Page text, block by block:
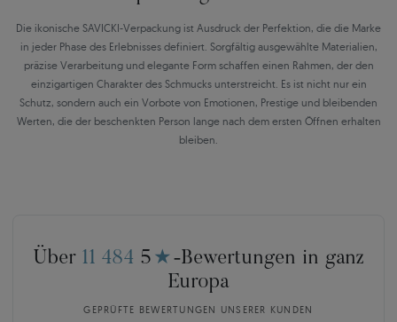
Die ikonische SAVICKI-Verpackung ist Ausdruck der Perfektion, die die Marke
in jeder Phase des Erlebnisses definiert. Sorgfältig ausgewählte Materialien,
präzise Verarbeitung und elegante Form schaffen einen Rahmen, der den
einzigartigen Charakter des Schmucks unterstreicht. Es ist nicht nur ein
Schutz, sondern auch ein Vorbote von Emotionen, Prestige und bleibenden
Werten, die der beschenkten Person lange nach dem ersten Öffnen erhalten
bleiben.
Über 11 484 5 ★ -Bewertungen in ganz
Europa
GEPRÜFTE BEWERTUNGEN UNSERER KUNDEN